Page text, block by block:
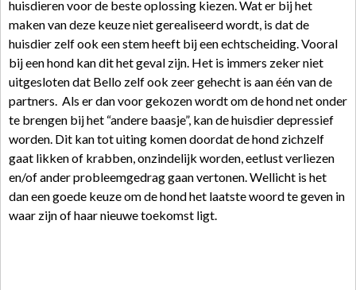
huisdieren voor de beste oplossing kiezen. Wat er bij het
maken van deze keuze niet gerealiseerd wordt, is dat de
huisdier zelf ook een stem heeft bij een echtscheiding. Vooral
bij een hond kan dit het geval zijn. Het is immers zeker niet
uitgesloten dat Bello zelf ook zeer gehecht is aan één van de
partners. Als er dan voor gekozen wordt om de hond net onder
te brengen bij het “andere baasje”, kan de huisdier depressief
worden. Dit kan tot uiting komen doordat de hond zichzelf
gaat likken of krabben, onzindelijk worden, eetlust verliezen
en/of ander probleemgedrag gaan vertonen. Wellicht is het
dan een goede keuze om de hond het laatste woord te geven in
waar zijn of haar nieuwe toekomst ligt.